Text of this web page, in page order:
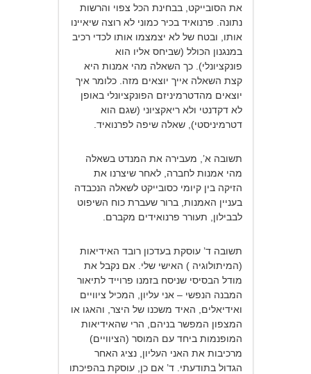
את הסובייקט, בבחינת הכל צפוי והרשות
נתונה. פרנואיד בכיר כמוני לא רוצה שיאיינו
אותו, ובטח של לא יצמצמו אותו לכדי רכיב
במנגנון הכולל (שביחס אליו הוא
פונקציונלי). כך השאלה מהי אמנות היא
קצת השאלה אייך יוצאים מזה. כלומר איך
יוצאים מהדטרמיניזם הפונקציונלי באופן
לא דקדנטי ולא ריאקציוני (שגם הוא
דטרמיניסטי), שאלה שיפה לפרנואיד.
תשובה א’, מעבירה את המנדט בשאלה
מהי אמנות לחברה, לאחר שיצרנו את
הזיקה בין קיומי כסובייקט לשאלה הנכבדה
בעניין האמנות, ברור שעברת כוח השיפוט
לבבילון, תעורר פרנואידים מקברם.
תשובה ד’ עוסקת בעדכון רובד האידיאות
(המיתולוגיה ) האישי שלי. אם נקבל את
מודל הבסיסי שניסח בזמנו פרוייד לתיאור
המבנה הנפשי – אני עליון, המכיל ציוויים
ואידיאלים, האיד משכנו של היצר, והאגו או
המצפון המפשר בניהם, הרי שהאידיאות
המופנמות ביחד עם המוסר (הציוויים)
מרכיבות את האני העליון, נציג האחר
הגדול בתודעתי. ד’ אם כן, עוסקת בהפיכתו